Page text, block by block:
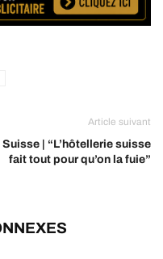
Article suivant
Suisse | “L’hôtellerie suisse
fait tout pour qu’on la fuie”